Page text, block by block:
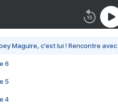
Maguire, c'est lui ! Rencontre
6
5
4